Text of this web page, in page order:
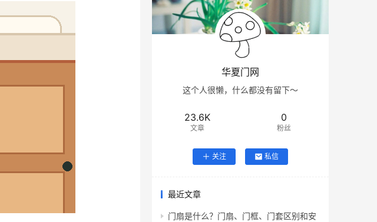
华夏门网
这个人很懒，什么都没有留下～
23.6K
文章
0
粉丝
关注 私信
最近文章
门扇是什么？门扇、门框、门套区别和安